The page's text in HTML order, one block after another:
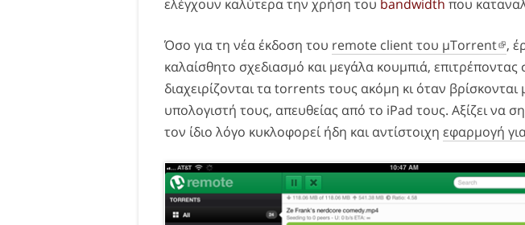
ελέγχουν καλύτερα την χρήση του bandwidth που
Όσο για τη νέα έκδοση του remote client του μTorrent ,
καλαίσθητο σχεδιασμό και μεγάλα κουμπιά,
διαχειρίζονται τα torrents τους ακόμη κι όταν
υπολογιστή τους, απευθείας από το iPad τους. Αξίζει να
τον ίδιο λόγο κυκλοφορεί ήδη και αντίστοιχη εφαρμογή